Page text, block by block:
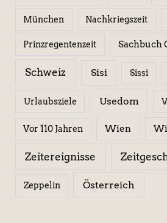
München Nachkriegszeit
Prinzregentenzeit Sachbuch
Schweiz Sisi Sissi
Urlaubsziele Usedom
Vor 110 Jahren Wien
Zeitereignisse
Zeppelin Österreich